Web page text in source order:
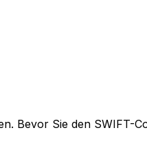
Bevor Sie den SWIFT-